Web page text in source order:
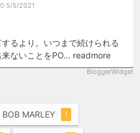
0 5/5/2021
るより。いつまで続けられる
ないことをPO... readmore
BloggerWidget
BOB MARLEY 1